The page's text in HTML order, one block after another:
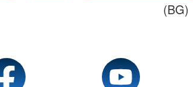
(BG)